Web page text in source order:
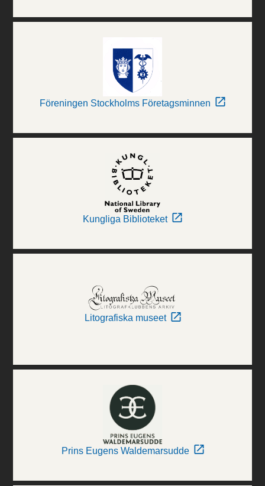
Föreningen Stockholms Företagsminnen
Kungliga Biblioteket
Litografiska museet
Prins Eugens Waldemarsudde